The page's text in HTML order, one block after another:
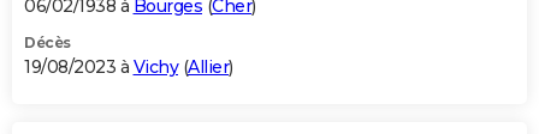
06/02/1938 à Bourges (Cher)
Décès
19/08/2023 à Vichy(Allier)